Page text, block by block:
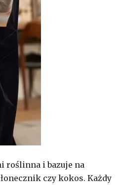
roślinna i bazuje na
czy kokos. Każdy